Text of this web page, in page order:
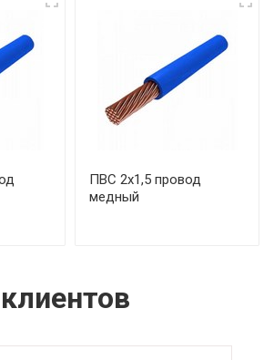
ПВС 2х1,5 провод
медный